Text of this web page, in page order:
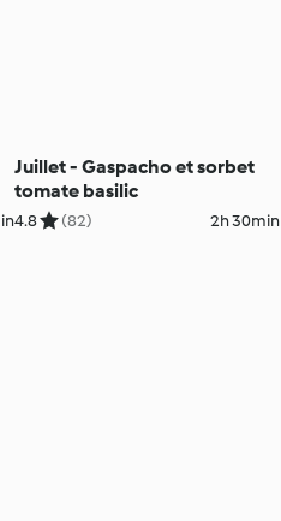
Juillet - Gaspacho et sorbet
tomate basilic
4.8 (82) 2h 30min